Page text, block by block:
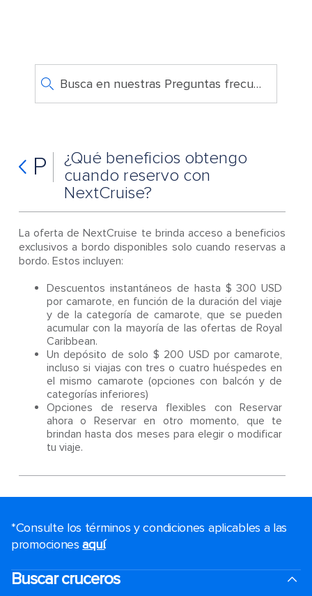
Busca en nuestras Preguntas frecuentes
P
¿Qué beneficios obtengo
cuando reservo con
NextCruise?
La oferta de NextCruise te brinda acceso a beneficios
exclusivos a bordo disponibles solo cuando reservas a
bordo. Estos incluyen:
Descuentos instantáneos de hasta $ 300 USD
por camarote, en función de la duración del viaje
y de la categoría de camarote, que se pueden
acumular con la mayoría de las ofertas de Royal
Caribbean.
Un depósito de solo $ 200 USD por camarote,
incluso si viajas con tres o cuatro huéspedes en
el mismo camarote (opciones con balcón y de
categorías inferiores)
Opciones de reserva flexibles con Reservar
ahora o Reservar en otro momento, que te
brindan hasta dos meses para elegir o modificar
tu viaje.
*Consulte los términos y condiciones aplicables a las
promocionesaquí.
Buscar cruceros